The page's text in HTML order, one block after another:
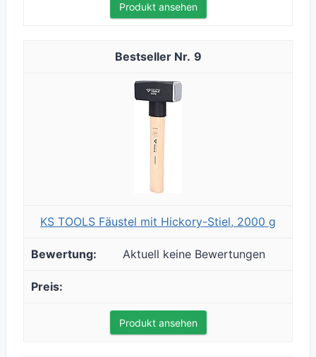
Produkt ansehen
9
KS TOOLS Fäustel mit Hickory-Stiel, 2000 g
Aktuell keine Bewertungen
Produkt ansehen